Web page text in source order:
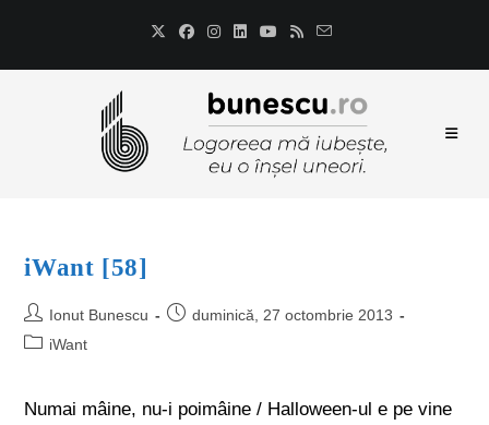
iWant [58]
Ionut Bunescu
duminică, 27 octombrie 2013
iWant
Numai mâine, nu-i poimâine / Halloween-ul e pe vine